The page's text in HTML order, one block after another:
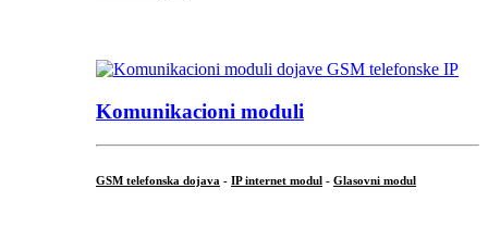
Komunikacioni moduli
GSM telefonska dojava - IP internet modul - Glasovni modul